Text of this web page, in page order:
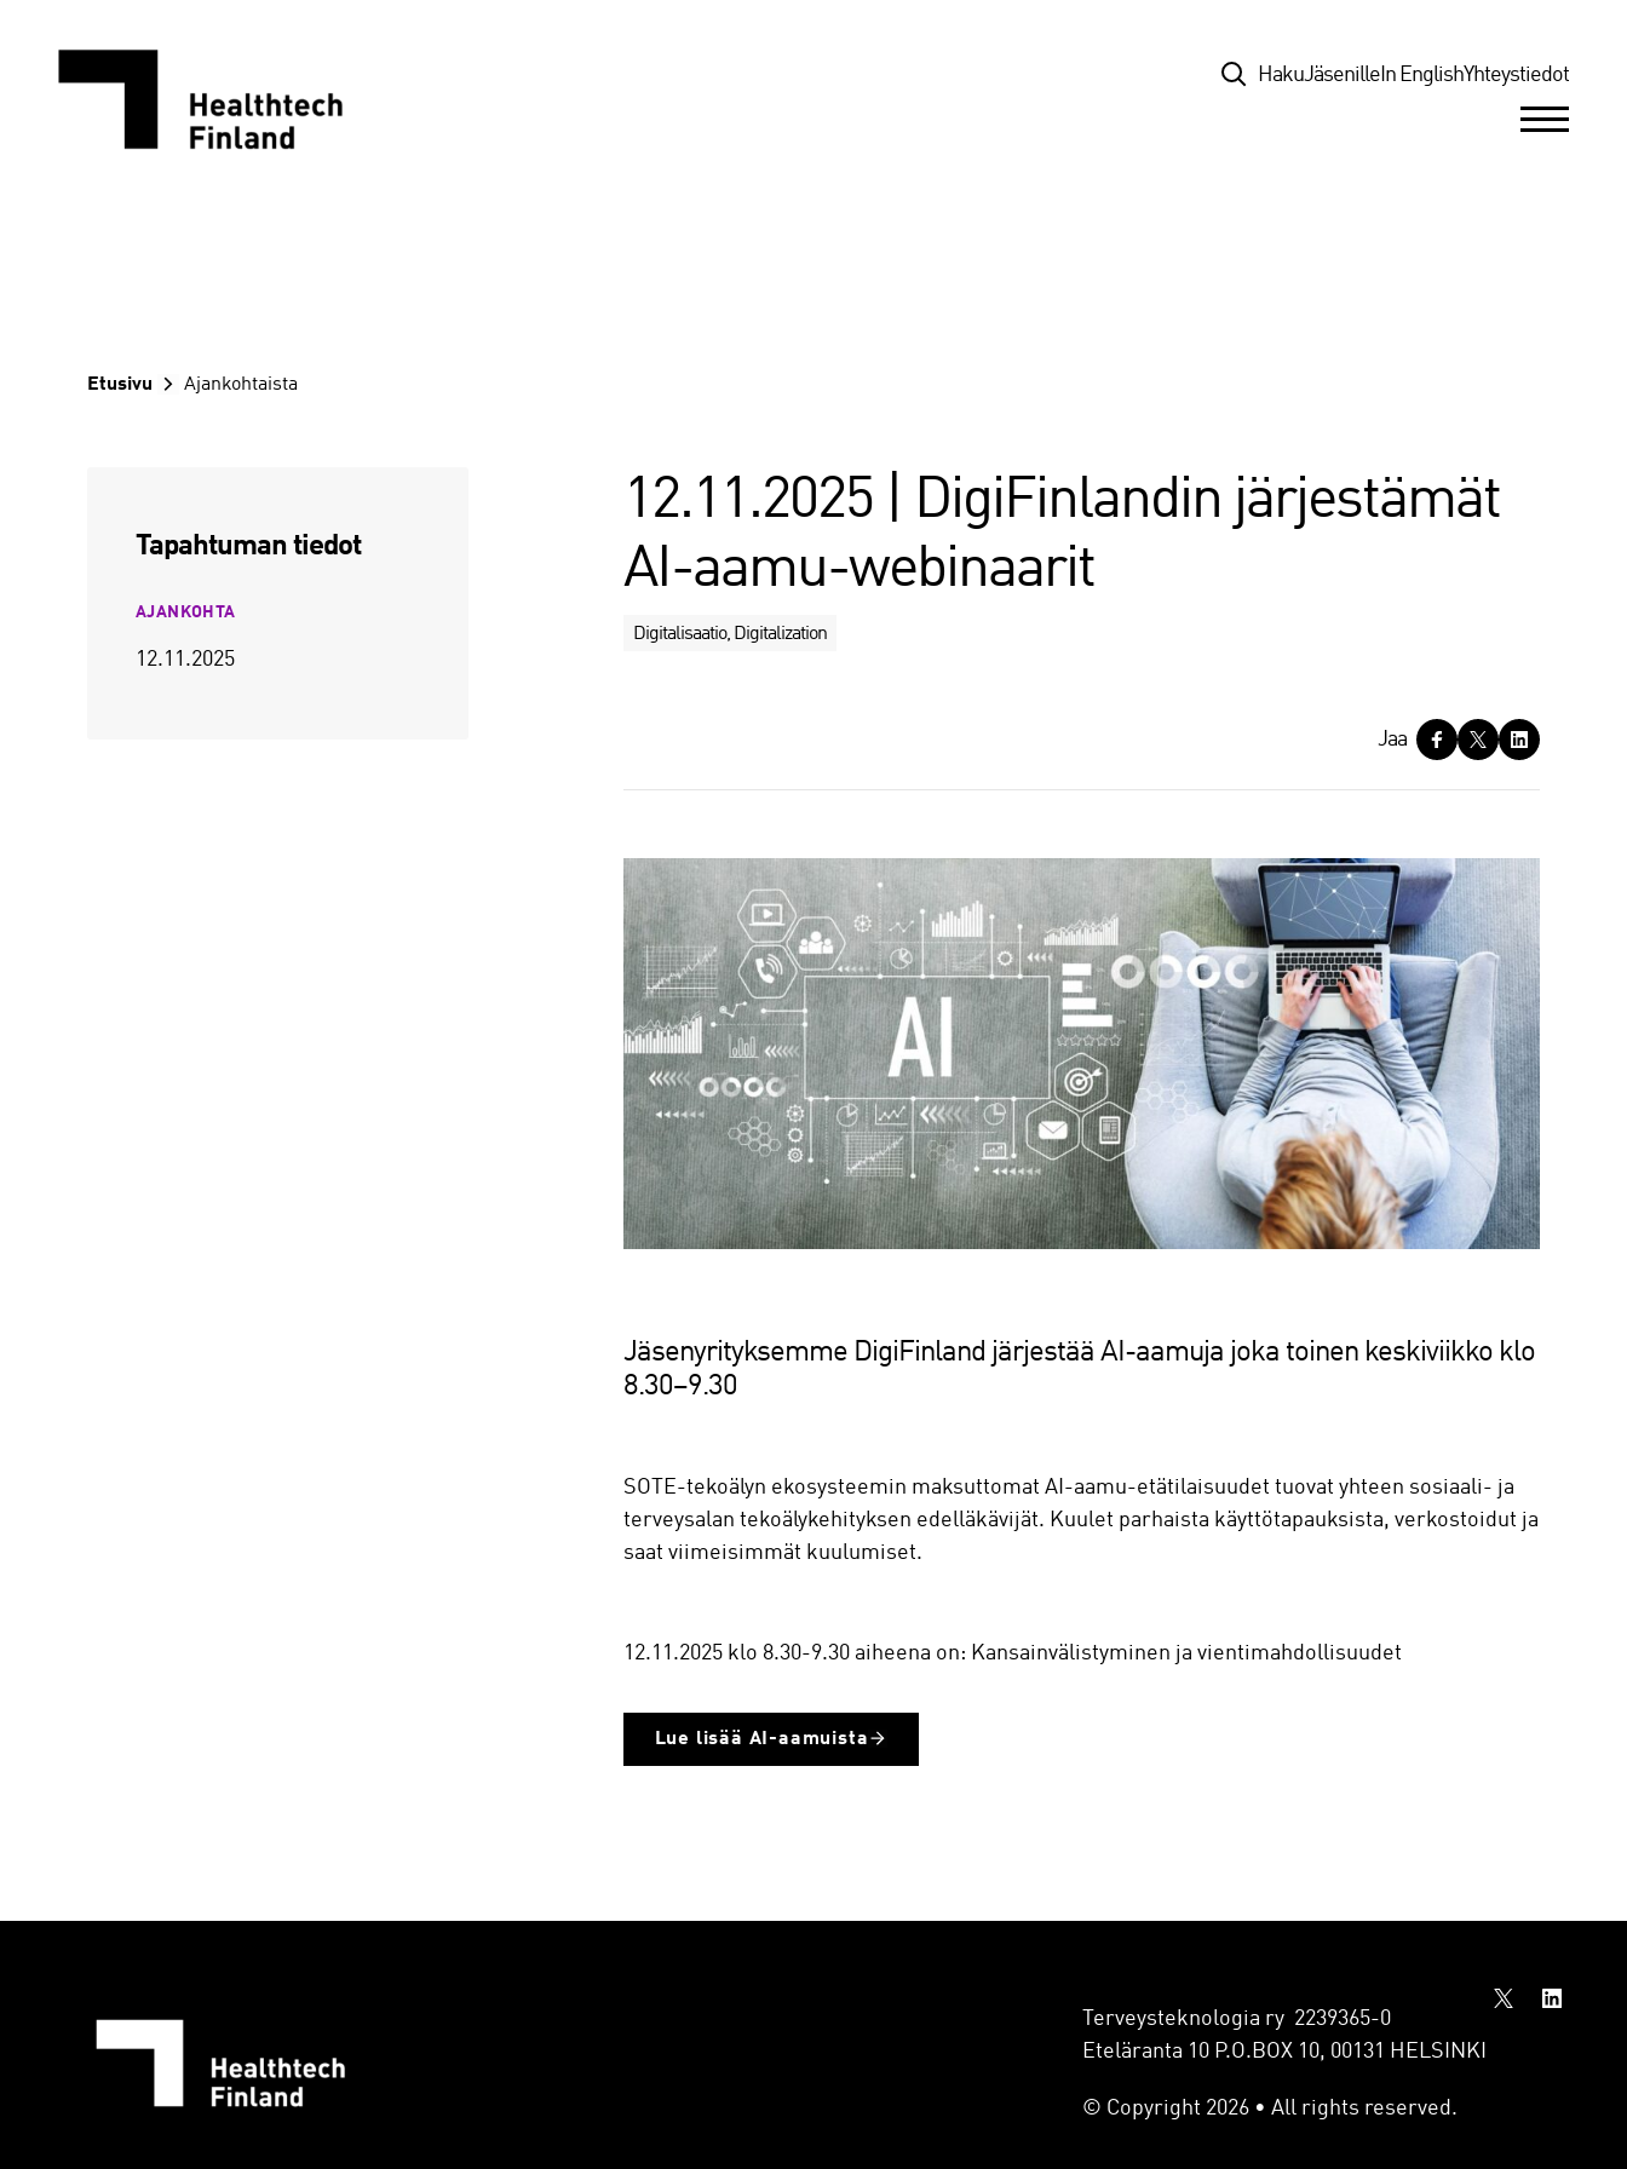
TopHakuJäsenille In EnglishYhteystiedot
Etusivu Ajankohtaista
Tapahtuman tiedot
AJANKOHTA
12.11.2025
12.11.2025 | DigiFinlandin järjestämät
AI-aamu-webinaarit
Digitalisaatio, Digitalization
a
Jaa
Jäsenyrityksemme DigiFinland järjestää AI-aamuja joka toinen keskiviikko klo
8.30–9.30
SOTE-tekoälyn ekosysteemin maksuttomat AI-aamu-etätilaisuudet tuovat yhteen sosiaali- ja
terveysalan tekoälykehityksen edelläkävijät. Kuulet parhaista käyttötapauksista, verkostoidut ja
saat viimeisimmät kuulumiset.
12.11.2025 klo 8.30-9.30 aiheena on: Kansainvälistyminen ja vientimahdollisuudet
Lue lisää AI-aamuista
Terveysteknologia ry 2239365-0
Eteläranta 10 P.O.BOX 10, 00131 HELSINKI
© Copyright 2026 • All rights reserved.